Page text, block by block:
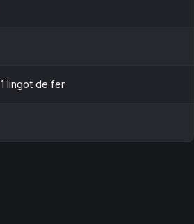
lingot de fer